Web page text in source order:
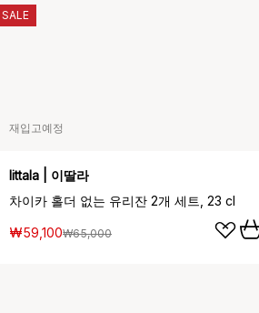
재입고예정
Iittala | 이딸라
차이카 홀더 없는 유리잔 2개 세트, 23 cl
₩59,100₩65,000
SALE